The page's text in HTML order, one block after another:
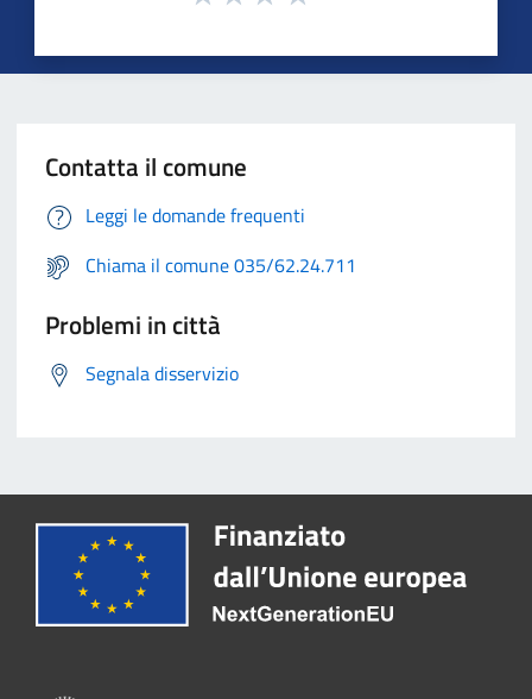
Contatta il comune
Leggi le domande frequenti
Chiama il comune 035/62.24.711
Problemi in città
Segnala disservizio